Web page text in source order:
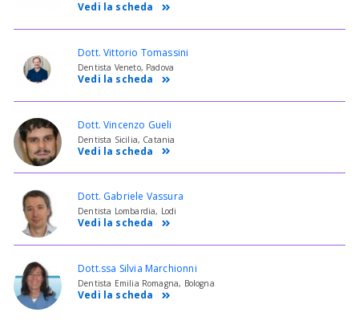
Vedi la scheda
Dott. Vittorio Tomassini
Dentista Veneto, Padova
Vedi la scheda
Dott. Vincenzo Gueli
Dentista Sicilia, Catania
Vedi la scheda
Dott. Gabriele Vassura
Dentista Lombardia, Lodi
Vedi la scheda
Dott.ssa Silvia Marchionni
Dentista Emilia Romagna, Bologna
Vedi la scheda